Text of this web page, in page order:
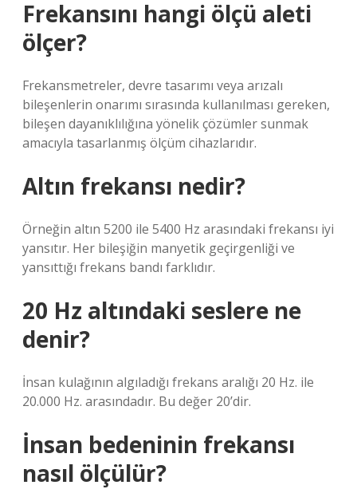
Frekansını hangi ölçü aleti
ölçer?
Frekansmetreler, devre tasarımı veya arızalı
bileşenlerin onarımı sırasında kullanılması gereken,
bileşen dayanıklılığına yönelik çözümler sunmak
amacıyla tasarlanmış ölçüm cihazlarıdır.
Altın frekansı nedir?
Örneğin altın 5200 ile 5400 Hz arasındaki frekansı iyi
yansıtır. Her bileşiğin manyetik geçirgenliği ve
yansıttığı frekans bandı farklıdır.
20 Hz altındaki seslere ne
denir?
İnsan kulağının algıladığı frekans aralığı 20 Hz. ile
20.000 Hz. arasındadır. Bu değer 20’dir.
İnsan bedeninin frekansı
nasıl ölçülür?